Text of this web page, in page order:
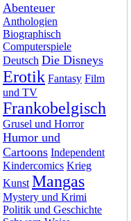
Abenteuer
Anthologien
Biographisch
Computerspiele
Deutsch Die Disneys
Erotik Fantasy Film
und TV
Frankobelgisch
Grusel und Horror
Humor und
Cartoons Independent
Kindercomics Krieg
Kunst Mangas
Mystery und Krimi
Politik und Geschichte